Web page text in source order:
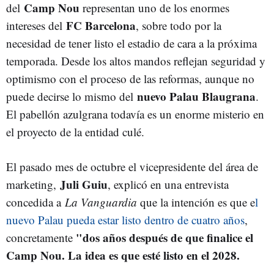
del Camp Nou representan uno de los enormes
intereses del FC Barcelona, sobre todo por la
necesidad de tener listo el estadio de cara a la próxima
temporada. Desde los altos mandos reflejan seguridad y
optimismo con el proceso de las reformas, aunque no
puede decirse lo mismo del nuevo Palau Blaugrana.
El pabellón azulgrana todavía es un enorme misterio en
el proyecto de la entidad culé.
El pasado mes de octubre el vicepresidente del área de
marketing, Juli Guiu, explicó en una entrevista
concedida a La Vanguardia que la intención es que el
nuevo Palau pueda estar listo dentro de cuatro años,
concretamente "dos años después de que finalice el
Camp Nou. La idea es que esté listo en el 2028.